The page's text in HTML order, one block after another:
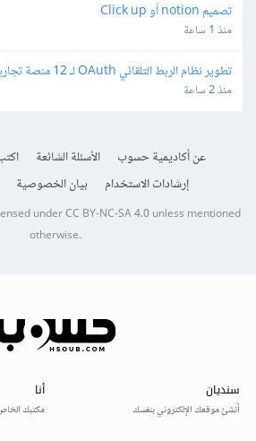
تصميم notion أو Click up
منذ 1 ساعة
تطوير نظام الربط التلقائي OAuth لـ 12 منصة تجارية وإعلانية
منذ 2 ساعة
عن أكاديمية حسوب الأسئلة الشائعة
إرشادات الاستخدام
بيان الخصوصية
underCC BY-NC-SA 4.0unless mentioned
otherwise.